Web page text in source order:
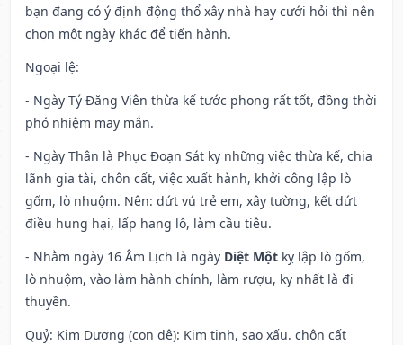
bạn đang có ý định động thổ xây nhà hay cưới hỏi thì nên
chọn một ngày khác để tiến hành.
Ngoại lệ:
- Ngày Tý Đăng Viên thừa kế tước phong rất tốt, đồng thời
phó nhiệm may mắn.
- Ngày Thân là Phục Đoạn Sát kỵ những việc thừa kế, chia
lãnh gia tài, chôn cất, việc xuất hành, khởi công lập lò
gốm, lò nhuộm. Nên: dứt vú trẻ em, xây tường, kết dứt
điều hung hại, lấp hang lỗ, làm cầu tiêu.
- Nhằm ngày 16 Âm Lịch là ngày Diệt Một kỵ lập lò gốm,
lò nhuộm, vào làm hành chính, làm rượu, kỵ nhất là đi
thuyền.
Quỷ: Kim Dương (con dê): Kim tinh, sao xấu. chôn cất